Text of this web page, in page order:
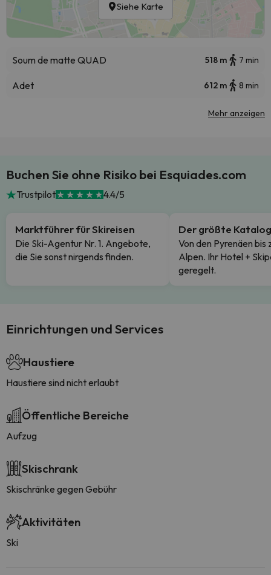
Siehe Karte
Soum de matte QUAD 518 m 7 min
Adet 612 m 8 min
Mehr anzeigen
Buchen Sie ohne Risiko bei Esquiades.com
Trustpilot 4.4/5
Marktführer für Skireisen
Die Ski-Agentur Nr. 1. Angebote,
die Sie sonst nirgends finden.
Der größte Katalog
Von den Pyrenäen bis
Alpen. Ihr Hotel +
geregelt.
Einrichtungen und Services
Haustiere
Haustiere sind nicht erlaubt
Öffentliche Bereiche
Aufzug
Skischrank
Skischränke gegen Gebühr
Aktivitäten
Ski